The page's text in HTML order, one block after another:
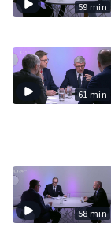
59 min
61 min
58 min